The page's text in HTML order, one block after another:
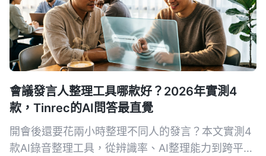
會議發言人整理工具哪款好？2026年實測4
款，Tinrec的AI問答最直覺
開會後還要花兩小時整理不同人的發言？本文實測4
款AI錄音整理工具，從辨識率、AI整理能力到跨平台